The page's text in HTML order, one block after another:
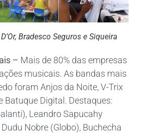
Bradesco Seguros e Siqueira
– Mais de 80% das empresas
musicais. As bandas mais
foram Anjos da Noite, V-Trix
Batuque Digital. Destaques:
Leandro Sapucahy
Nobre (Globo), Buchecha